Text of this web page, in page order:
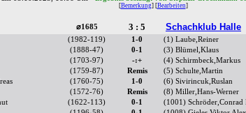
[Bemerkung] [Bearbeiten]
⌀1685 3 : 5 Schachklub Halle
(1982-119) 1-0 (1) Laube,Reiner
(1888-47) 0-1 (3) Blümel,Klaus
(1703-97) -:+ (4) Schirmbeck,Markus
(1759-87) Remis (5) Schulte,Martin
(1760-75) 1-0 (6) Sivirincuk,Ruslan
(1572-76) Remis (8) Miller,Hans-Werner
(1622-113) 0-1 (1001) Schröder,Conrad